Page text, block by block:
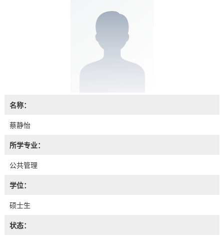
名称：
蔡静怡
所学专业：
公共管理
学位：
硕士生
状态：